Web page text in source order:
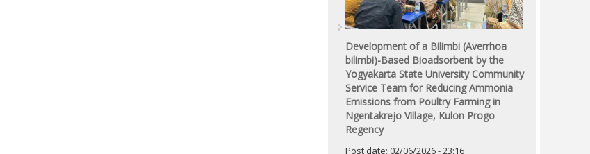
Development of a Bilimbi (Averrhoa
bilimbi)-Based Bioadsorbent by the
Yogyakarta State University Community
Service Team for Reducing Ammonia
Emissions from Poultry Farming in
Ngentakrejo Village, Kulon Progo
Regency
Post date: 02/06/2026 - 23:16